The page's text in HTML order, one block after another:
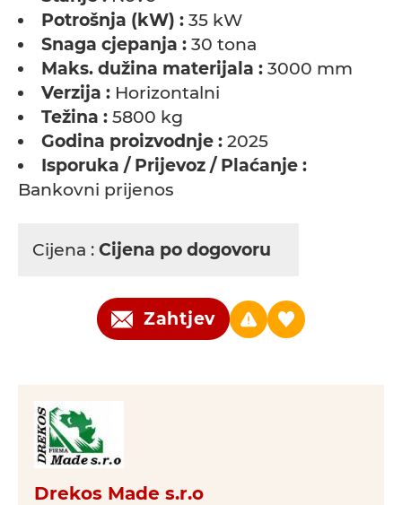
Potrošnja (kW) : 35 kW
Snaga cjepanja : 30 tona
Maks. dužina materijala : 3000 mm
Verzija : Horizontalni
Težina : 5800 kg
Godina proizvodnje : 2025
Isporuka / Prijevoz / Plaćanje :
Bankovni prijenos
Cijena : Cijena po dogovoru
Zahtjev
Drekos Made s.r.o